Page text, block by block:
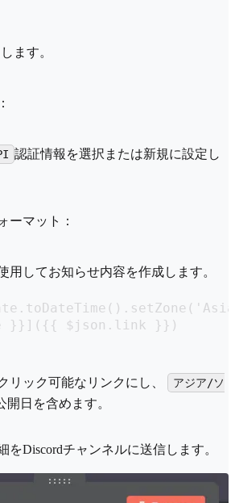
ます。
認証情報を選択または新規に設定し
ーマット：
用してお知らせ内容を作成します。
リック可能なリンクにし、
アジア/ソ
開日を含めます。
をDiscordチャンネルに送信します。